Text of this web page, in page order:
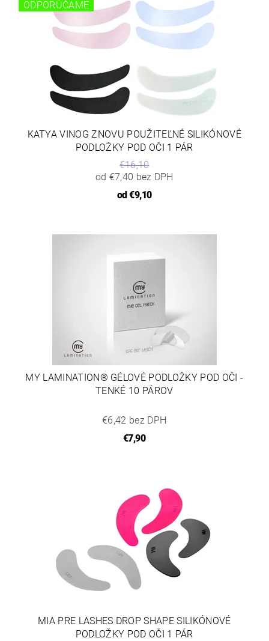
ODPORÚČAME
KATYA VINOG ZNOVU POUŽITEĽNÉ SILIKÓNOVÉ
PODLOŽKY POD OČI 1 PÁR
€16,10
od €7,40 bez DPH
od€9,10
MY LAMINATION® GÉLOVÉ PODLOŽKY POD OČI -
TENKÉ 10 PÁROV
€6,42 bez DPH
€7,90
MIA PRE LASHES DROP SHAPE SILIKÓNOVÉ
PODLOŽKY POD OČI 1 PÁR